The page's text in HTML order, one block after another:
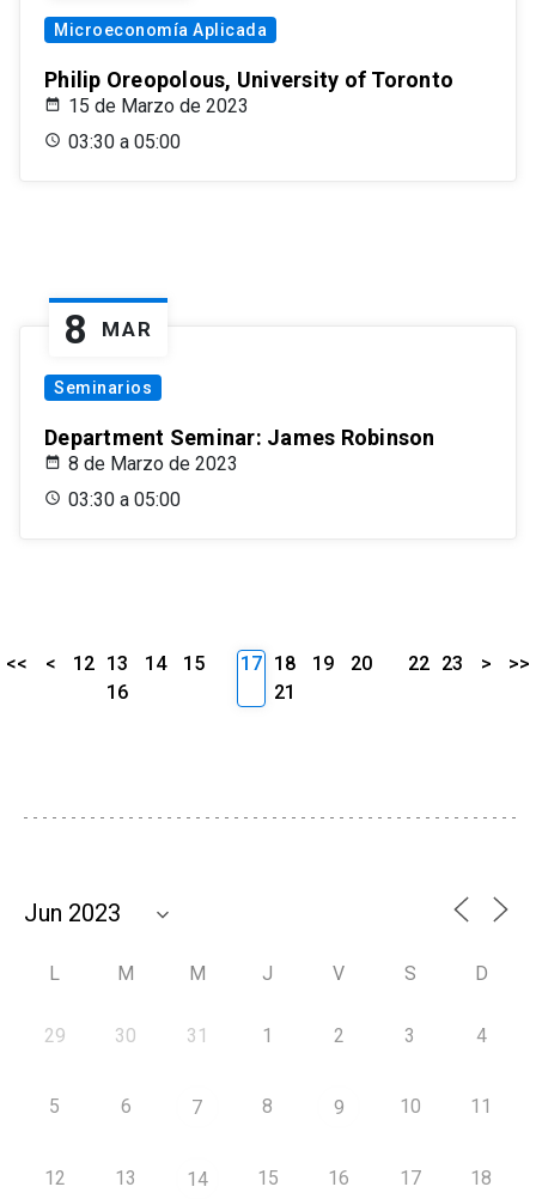
Microeconomía Aplicada
Philip Oreopolous, University of Toronto
15 de Marzo de 2023
03:30 a 05:00
8 MAR
Seminarios
Department Seminar: James Robinson
8 de Marzo de 2023
03:30 a 05:00
<< < 12 13 14
15
16
17 18 19
20
21
22 23 > >>
L M M J V S D
29 30 31 1 2 3 4
5 6 7 8 9 10 11
12 13 14 15 16 17 18